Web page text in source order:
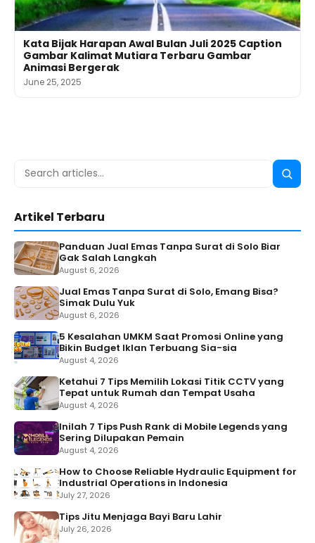
Kata Bijak Harapan Awal Bulan Juli 2025 Caption
Gambar Kalimat Mutiara Terbaru Gambar
Animasi Bergerak
June 25, 2025
Search
Search
Artikel Terbaru
Panduan Jual Emas Tanpa Surat di Solo Biar
Gak Salah Langkah
August 6, 2026
Jual Emas Tanpa Surat di Solo, Emang Bisa?
Simak Dulu Yuk
August 6, 2026
5 Kesalahan UMKM Saat Promosi Online yang
Bikin Budget Iklan Terbuang Sia-sia
August 4, 2026
Ketahui 7 Tips Memilih Lokasi Titik CCTV yang
Tepat untuk Rumah dan Tempat Usaha
August 4, 2026
Inilah 7 Tips Push Rank di Mobile Legends yang
Sering Dilupakan Pemain
August 4, 2026
How to Choose Reliable Hydraulic Equipment for
Industrial Operations in Indonesia
July 27, 2026
Tips Jitu Menjaga Bayi Baru Lahir
July 26, 2026